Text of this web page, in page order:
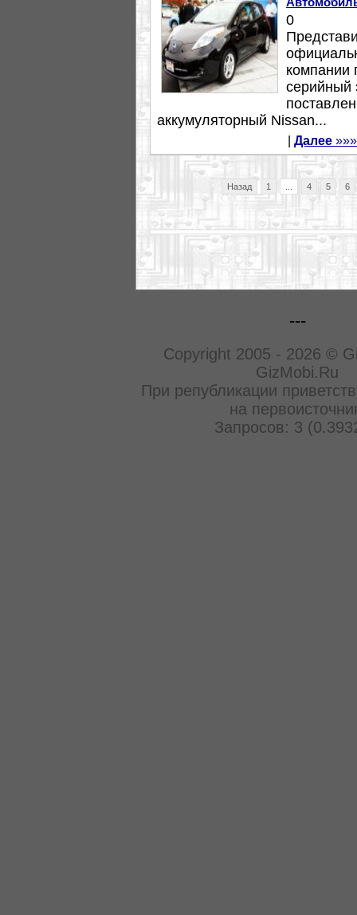
0
компании
серийный
аккумуляторный Nissan...
Далее »»»
Назад 1 4 5 6
---
Copyright 2005 - 2026 ©
GizMobi.Ru
При републикации
на
Запросов: 3